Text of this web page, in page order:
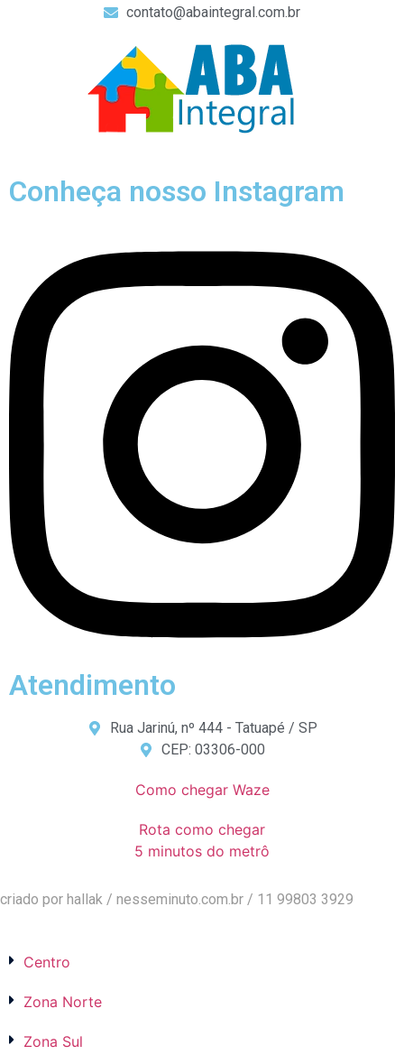
contato@abaintegral.com.br
Conheça nosso Instagram
Atendimento
Rua Jarinú, nº 444 - Tatuapé / SP
CEP: 03306-000
Como chegar Waze
Rota como chegar
5 minutos do metrô
criado por hallak / nesseminuto.com.br / 11 99803 3929
Centro
Zona Norte
Zona Sul